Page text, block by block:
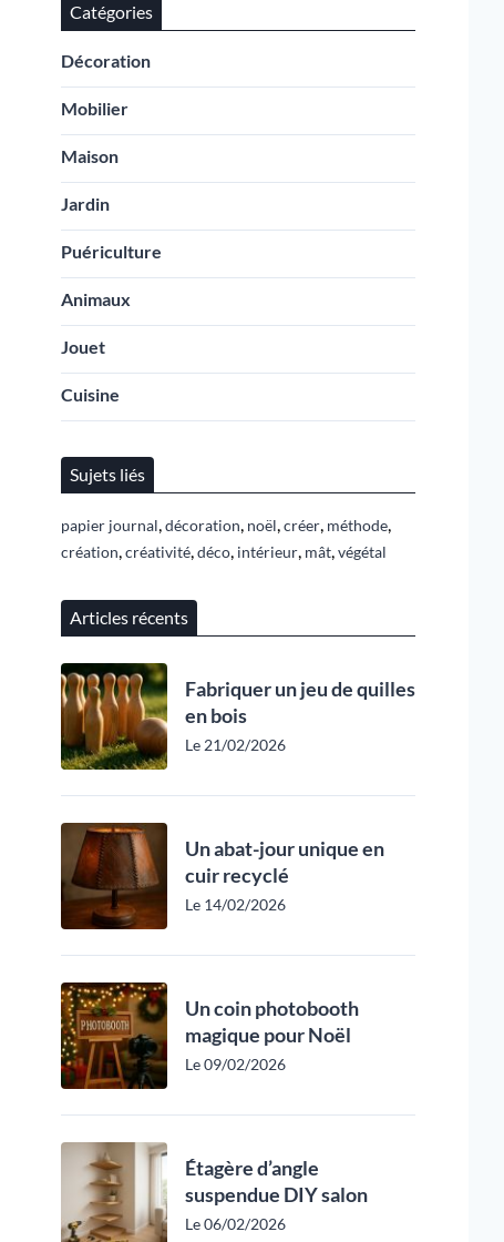
Catégories
Décoration
Mobilier
Maison
Jardin
Puériculture
Animaux
Jouet
Cuisine
Sujets liés
papier journal,décoration, noël,créer, méthode,
création,créativité,déco, intérieur, mât,végétal
Articles récents
Fabriquer un jeu de quilles
en bois
Le 21/02/2026
Un abat-jour unique en
cuir recyclé
Le 14/02/2026
Un coin photobooth
magique pour Noël
Le 09/02/2026
Étagère d’angle
suspendue DIY salon
Le 06/02/2026